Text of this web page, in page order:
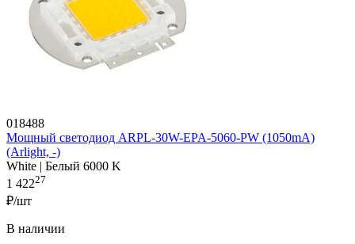
018488
Мощный светодиод ARPL-30W-EPA-5060-PW (1050mA)
(Arlight, -)
White | Белый 6000 K
1 42227
₽/шт
В наличии